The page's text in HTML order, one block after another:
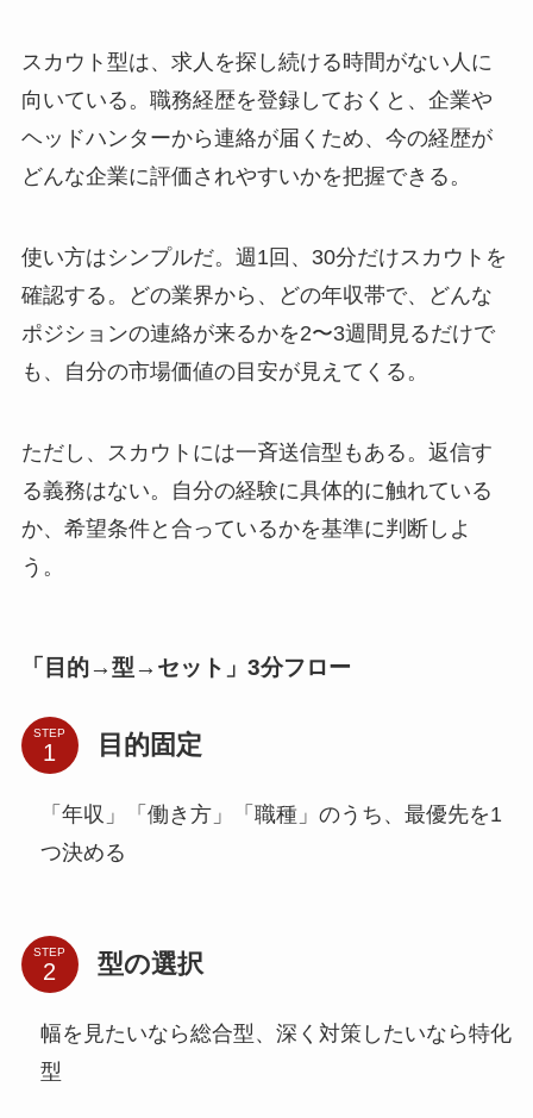
スカウト型は、求人を探し続ける時間がない人に
向いている。職務経歴を登録しておくと、企業や
ヘッドハンターから連絡が届くため、今の経歴が
どんな企業に評価されやすいかを把握できる。
使い方はシンプルだ。週1回、30分だけスカウトを
確認する。どの業界から、どの年収帯で、どんな
ポジションの連絡が来るかを2〜3週間見るだけで
も、自分の市場価値の目安が見えてくる。
ただし、スカウトには一斉送信型もある。返信す
る義務はない。自分の経験に具体的に触れている
か、希望条件と合っているかを基準に判断しよ
う。
「目的→型→セット」3分フロー
STEP 目的固定
「年収」「働き方」「職種」のうち、最優先を1
つ決める
STEP 型の選択
幅を見たいなら総合型、深く対策したいなら特化
型